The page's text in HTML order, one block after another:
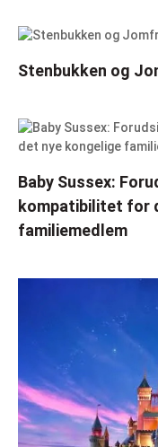
Stenbukken og
Baby Sussex:
kompatibilitet for
familiemedlem